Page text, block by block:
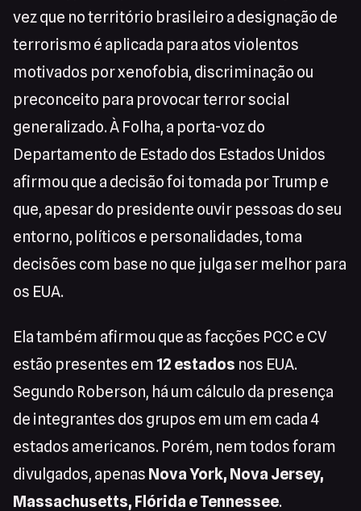
vez que no território brasileiro a designação de
terrorismo é aplicada para atos violentos
motivados por xenofobia, discriminação ou
preconceito para provocar terror social
generalizado. À Folha, a porta-voz do
Departamento de Estado dos Estados Unidos
afirmou que a decisão foi tomada por Trump e
que, apesar do presidente ouvir pessoas do seu
entorno, políticos e personalidades, toma
decisões com base no que julga ser melhor para
os EUA.
Ela também afirmou que as facções PCC e CV
estão presentes em 12 estados nos EUA.
Segundo Roberson, há um cálculo da presença
de integrantes dos grupos em um em cada 4
estados americanos. Porém, nem todos foram
divulgados, apenas Nova York, Nova Jersey,
Massachusetts, Flórida e Tennessee.